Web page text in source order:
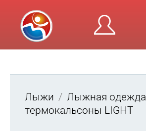
Лыжи Лыжная одежда
термокальсоны LIGHT